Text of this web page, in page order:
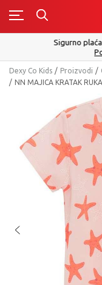
Click&Collect -
Dexy Co Kids Proizvodi
NN MAJICA KRATAK